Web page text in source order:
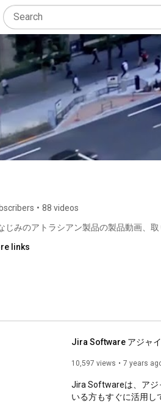
• 88 videos
じみのアトラシアン製品の製品動画、
links
Jira Software アジャ
10,597 views 7 years
Jira Softwareは、アジ
いる方もすぐに活用し